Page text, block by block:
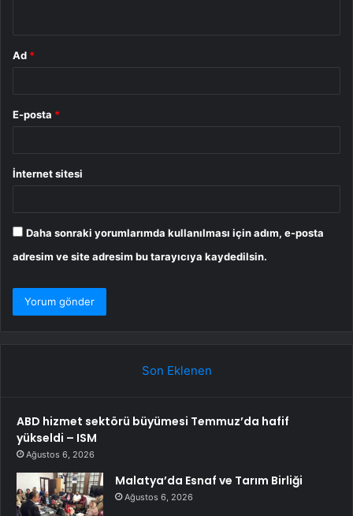
Ad *
E-posta *
İnternet sitesi
Daha sonraki yorumlarımda kullanılması için adım, e-posta
adresim ve site adresim bu tarayıcıya kaydedilsin.
Son Eklenen
ABD hizmet sektörü büyümesi Temmuz’da hafif
yükseldi – ISM
Ağustos 6, 2026
Malatya’da Esnaf ve Tarım Birliği
Ağustos 6, 2026